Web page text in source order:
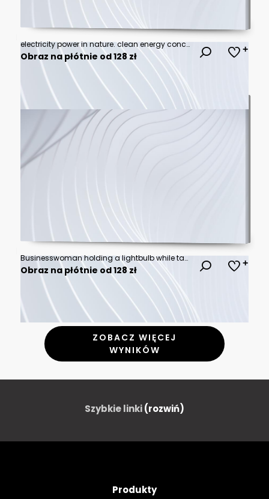
electricity power in nature. clean energy concept. solar panel with turbine and tower hight voltage
Obraz na płótnie od 128 zł
Businesswoman holding a lightbulb while taking note on notebook with coins stack on table, saving energy and money concept
Obraz na płótnie od 128 zł
ZOBACZ WIĘCEJ
WYNIKÓW
Szybkie linki(rozwiń)
Produkty